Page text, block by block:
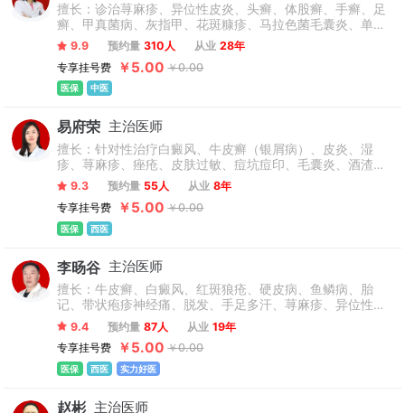
擅长：诊治荨麻疹、异位性皮炎、头癣、体股癣、手癣、足
癣、甲真菌病、灰指甲、花斑糠疹、马拉色菌毛囊炎、单纯
疱疹、疣类、疥疮、接触性皮炎、湿疹、变应性皮肤血管
炎、单纯糠疹、玫瑰糠疹、扁平苔藓、红皮病、痤疮、酒渣
鼻、脂溢性皮炎、斑秃、秃发、牛皮癣、白癜风、红斑狼
疮、硬皮病、鱼鳞病、胎记、带状疱疹神经痛、脱发、手足
9.9 预约量 310人 从业 28年
专享挂号费
￥5.00 ￥0.00
医保 中医
易府荣 主治医师
擅长：针对性治疗白癜风、牛皮癣（银屑病）、皮炎、湿
疹、荨麻疹、痤疮、皮肤过敏、痘坑痘印、毛囊炎、酒渣
鼻、色素痣、各种色斑色素沉淀、神经性皮炎、疤痕、扁平
疣、跖疣、灰指甲甲沟炎、体股癣、手足癣、甲癣、疱疹及
神经痛、毛周角化等各类皮肤性疾病，有丰富的临床经验和
扎实的医学知识，尤为擅长中西医结合诊疗各类皮肤性疾
9.3 预约量 55人 从业 8年
专享挂号费
￥5.00 ￥0.00
医保 西医
李旸谷 主治医师
擅长：牛皮癣、白癜风、红斑狼疮、硬皮病、鱼鳞病、胎
记、带状疱疹神经痛、脱发、手足多汗、荨麻疹、异位性皮
炎、头癣、体股癣、手足癣、甲真菌病、灰指甲、花斑糠
疹、马拉色菌毛囊炎、单纯疱疹、疣类、疥疮、接触性皮
炎、湿疹、变应性皮肤血管炎、单纯糠疹、玫瑰糠疹、扁平
苔藓、红皮病、痤疮、酒渣鼻、脂溢性皮炎、斑秃、秃发、
9.4 预约量 87人 从业 19年
专享挂号费
￥5.00 ￥0.00
医保 西医 实力好医
赵彬 主治医师